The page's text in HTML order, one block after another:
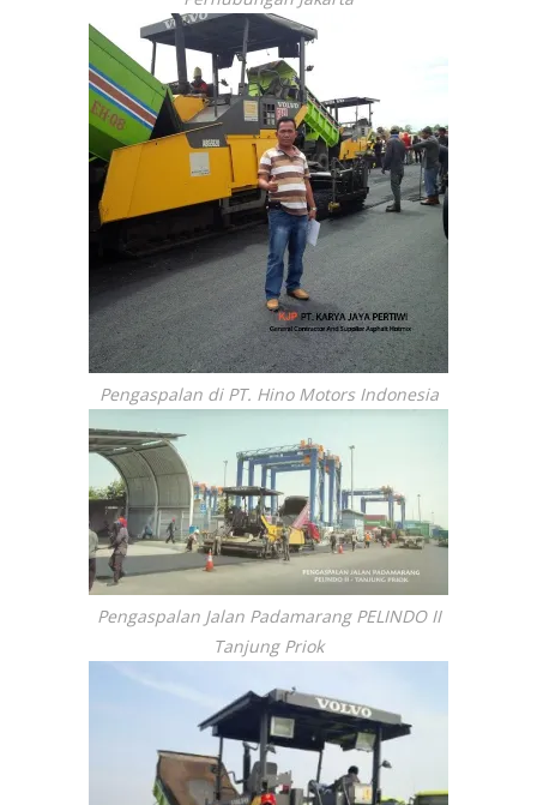
Pengaspalan di PT. Hino Motors Indonesia
Pengaspalan Jalan Padamarang PELINDO II
Tanjung Priok